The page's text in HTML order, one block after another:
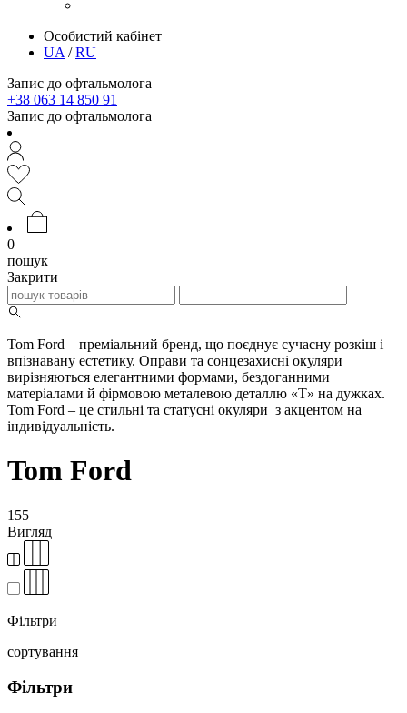
Особистий кабінет
UA /RU
Запис до офтальмолога
+38 063 14 850 91
Запис до офтальмолога
0
пошук
Закрити
Tom Ford – преміальний бренд, що поєднує сучасну розкіш і
впізнавану естетику. Оправи та сонцезахисні окуляри
вирізняються елегантними формами, бездоганними
матеріалами й фірмовою металевою деталлю «T» на дужках.
Tom Ford – це стильні та статусні окуляри з акцентом на
індивідуальність.
Tom Ford
155
Вигляд
Фільтри
сортування
Фільтри